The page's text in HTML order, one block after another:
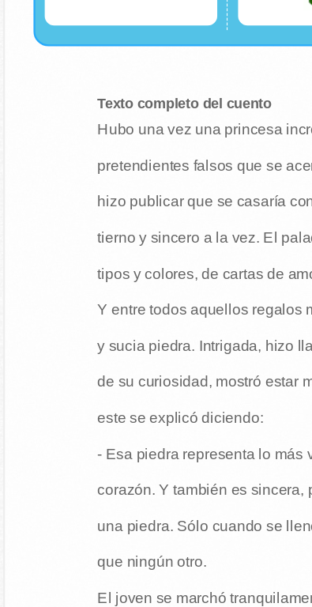
Texto completo del cuento
Hubo una vez una princesa
pretendientes falsos que se
hizo publicar que se casaría
tierno y sincero a la vez. El
tipos y colores, de cartas de
Y entre todos aquellos regalos
y sucia piedra. Intrigada, hizo
de su curiosidad, mostró estar
este se explicó diciendo:
- Esa piedra representa lo más
corazón. Y también es sincera,
una piedra. Sólo cuando se
que ningún otro.
El joven se marchó